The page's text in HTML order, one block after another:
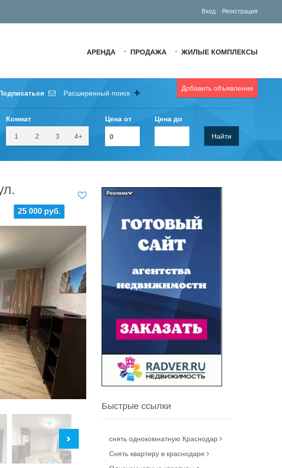
Вход Регистрация
АРЕНДА ПРОДАЖА ЖИЛЫЕ КОМПЛЕКСЫ
Добавить объявление
Расширенный поиск
Комнат
1 2 3 4+
Цена от Цена до
Найти
25 000 руб.
Реклама
Быстрые ссылки
снять однокомнатную Краснодар
Снять квартиру в краснодаре